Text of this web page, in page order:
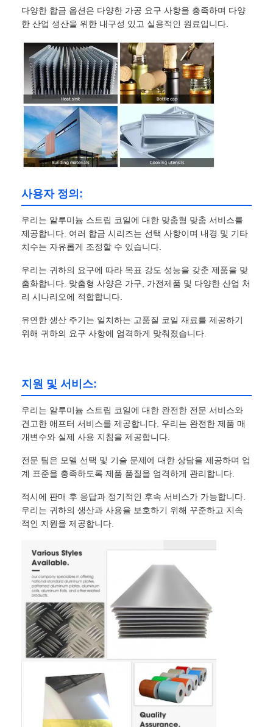
다양한 합금 옵션은 다양한 가공 요구 사항을 충족하며 다양
한 산업 생산을 위한 내구성 있고 실용적인 원료입니다.
사용자 정의:
우리는 알루미늄 스트립 코일에 대한 맞춤형 맞춤 서비스를
제공합니다. 여러 합금 시리즈는 선택 사항이며 내경 및 기타
치수는 자유롭게 조정할 수 있습니다.
우리는 귀하의 요구에 따라 목표 강도 성능을 갖춘 제품을 맞
춤화합니다. 맞춤형 사양은 가구, 가전제품 및 다양한 산업 처
리 시나리오에 적합합니다.
유연한 생산 주기는 일치하는 고품질 코일 재료를 제공하기
위해 귀하의 요구 사항에 엄격하게 맞춰졌습니다.
지원 및 서비스:
우리는 알루미늄 스트립 코일에 대한 완전한 전문 서비스와
견고한 애프터 서비스를 제공합니다. 우리는 완전한 제품 매
개변수와 실제 사용 지침을 제공합니다.
전문 팀은 모델 선택 및 기술 문제에 대한 상담을 제공하며 업
계 표준을 충족하도록 제품 품질을 엄격하게 관리합니다.
적시에 판매 후 응답과 정기적인 후속 서비스가 가능합니다.
우리는 귀하의 생산과 사용을 보호하기 위해 꾸준하고 지속
적인 지원을 제공합니다.